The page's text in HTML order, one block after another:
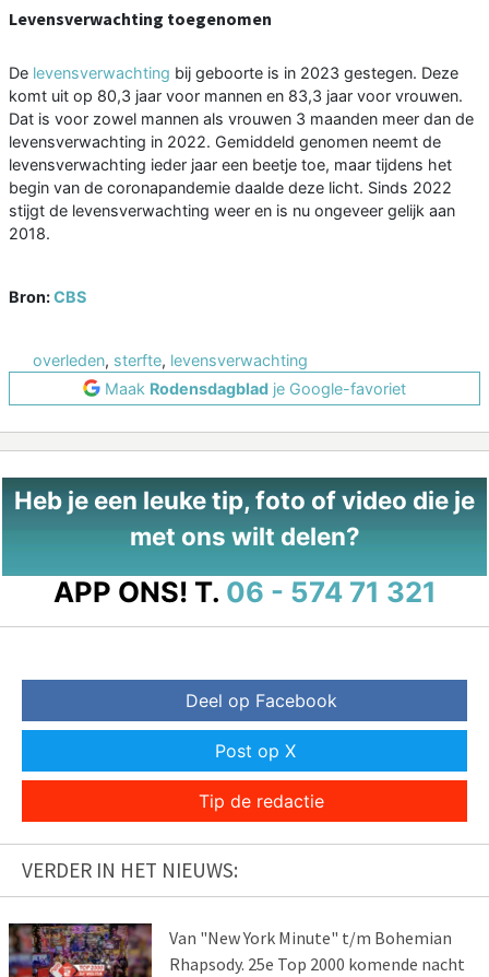
Levensverwachting toegenomen
De levensverwachting bij geboorte is in 2023 gestegen. Deze
komt uit op 80,3 jaar voor mannen en 83,3 jaar voor vrouwen.
Dat is voor zowel mannen als vrouwen 3 maanden meer dan de
levensverwachting in 2022. Gemiddeld genomen neemt de
levensverwachting ieder jaar een beetje toe, maar tijdens het
begin van de coronapandemie daalde deze licht. Sinds 2022
stijgt de levensverwachting weer en is nu ongeveer gelijk aan
2018.
Bron:CBS
overleden, sterfte, levensverwachting
Maak Rodensdagblad je Google-favoriet
Heb je een leuke tip, foto of video die je
met ons wilt delen?
APP ONS! T. 06 - 574 71 321
Deel op Facebook
Post op X
Tip de redactie
VERDER IN HET NIEUWS:
Van "New York Minute" t/m Bohemian
Rhapsody. 25e Top 2000 komende nacht